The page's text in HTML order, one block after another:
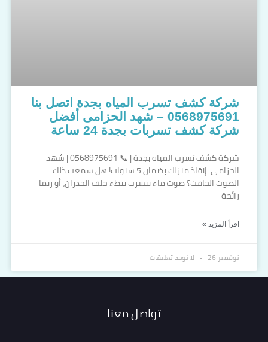
شركة كشف تسرب المياه بجدة اتصل بنا
0568975691 – شهد الحزامى أفضل
شركة كشف تسربات بجدة 24 ساعة
شركة كشف تسرب المياه بجدة | 📞 0568975691 | شهد
الحزامى: إنقاذ منزلك بضمان 5 سنوات! هل سمعت ذلك
الصوت الخافت؟ صوت ماء يتسرب ببطء خلف الجدران، أو ربما
رائحة
اقرأ المزيد »
نوفمبر 26 لا توجد تعليقات
تواصل معنا